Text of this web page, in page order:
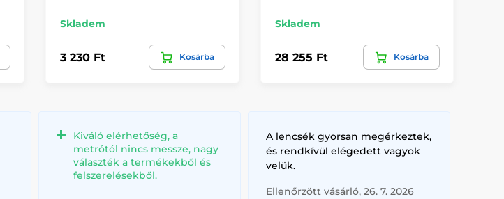
Skladem
3 230 Ft Kosárba
Skladem
28 255 Ft Kosárba
Kiváló elérhetőség, a
metrótól nincs messze, nagy
választék a termékekből és
felszerelésekből.
A lencsék gyorsan megérkeztek,
és rendkívül elégedett vagyok
velük.
Ellenőrzött vásárló, 26. 7. 2026